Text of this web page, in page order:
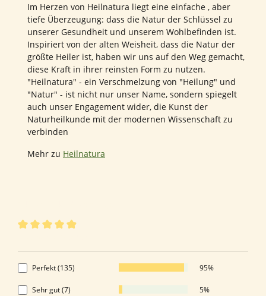
Im Herzen von Heilnatura liegt eine einfache , aber
tiefe Überzeugung: dass die Natur der Schlüssel zu
unserer Gesundheit und unserem Wohlbefinden ist.
Inspiriert von der alten Weisheit, dass die Natur der
größte Heiler ist, haben wir uns auf den Weg gemacht,
diese Kraft in ihrer reinsten Form zu nutzen.
"Heilnatura" - ein Verschmelzung von "Heilung" und
"Natur" - ist nicht nur unser Name, sondern spiegelt
auch unser Engagement wider, die Kunst der
Naturheilkunde mit der modernen Wissenschaft zu
verbinden
Mehr zu Heilnatura
Perfekt (135) 95%
Sehr gut (7) 5%